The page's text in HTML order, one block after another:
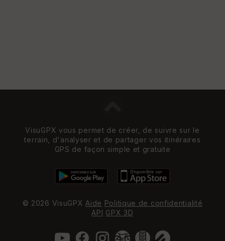
VisuGPX vous permet de créer, de suivre sur le
terrain, d'analyser et de partager vos itinéraires
GPS de façon simple et gratuite
© 2026 VisuGPX Aide Politique de confidentialité
API GPX 3D